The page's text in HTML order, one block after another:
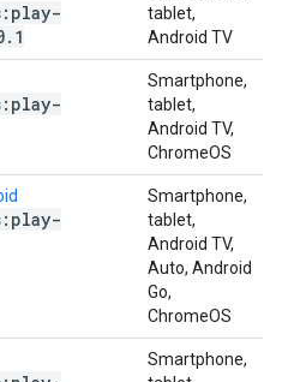
. 1
tablet,
Android TV
Smartphone,
tablet,
Android TV,
ChromeOS
Smartphone,
tablet,
Android TV,
Auto, Android
Go,
ChromeOS
Smartphone,